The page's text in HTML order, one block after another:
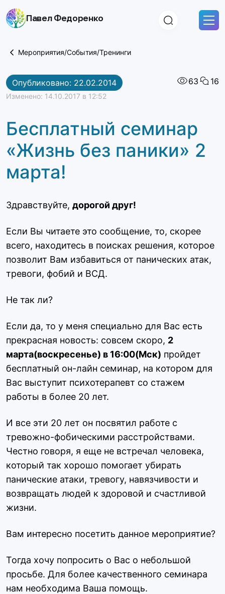
Skip
to
Павел Федоренко
Мероприятия/События/Тренинги
Опубликовано: 22.02.2014
Изменено: 14.10.2017 в 12:52
63 16
Бесплатный семинар
«Жизнь без паники» 2
марта!
Здравствуйте, дорогой друг!
Если Вы читаете это сообщение, то, скорее
всего, находитесь в поисках решения, которое
позволит Вам избавиться от панических атак,
тревоги, фобий и ВСД.
Не так ли?
Если да, то у меня специально для Вас есть
прекрасная новость: совсем скоро, 2
марта(воскресенье) в 16:00(Мск) пройдет
бесплатный он-лайн семинар, на котором для
Вас выступит психотерапевт со стажем
работы в более 20 лет.
И все эти 20 лет он посвятил работе с
тревожно-фобическими расстройствами.
Честно говоря, я еще не встречал человека,
который так хорошо помогает убирать
панические атаки, тревогу, навязчивости и
возвращать людей к здоровой и счастливой
жизни.
Вам интересно посетить данное мероприятие?
Тогда хочу попросить о Вас о небольшой
просьбе. Для более качественного семинара
нам необходима Ваша помощь.